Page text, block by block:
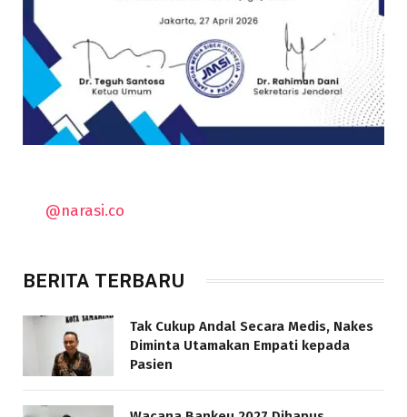
@narasi.co
BERITA TERBARU
Tak Cukup Andal Secara Medis, Nakes
Diminta Utamakan Empati kepada
Pasien